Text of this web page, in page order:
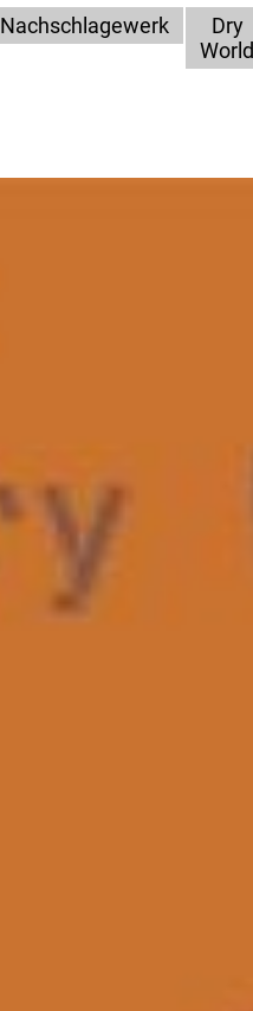
Nachschlagewerk
Dry
World